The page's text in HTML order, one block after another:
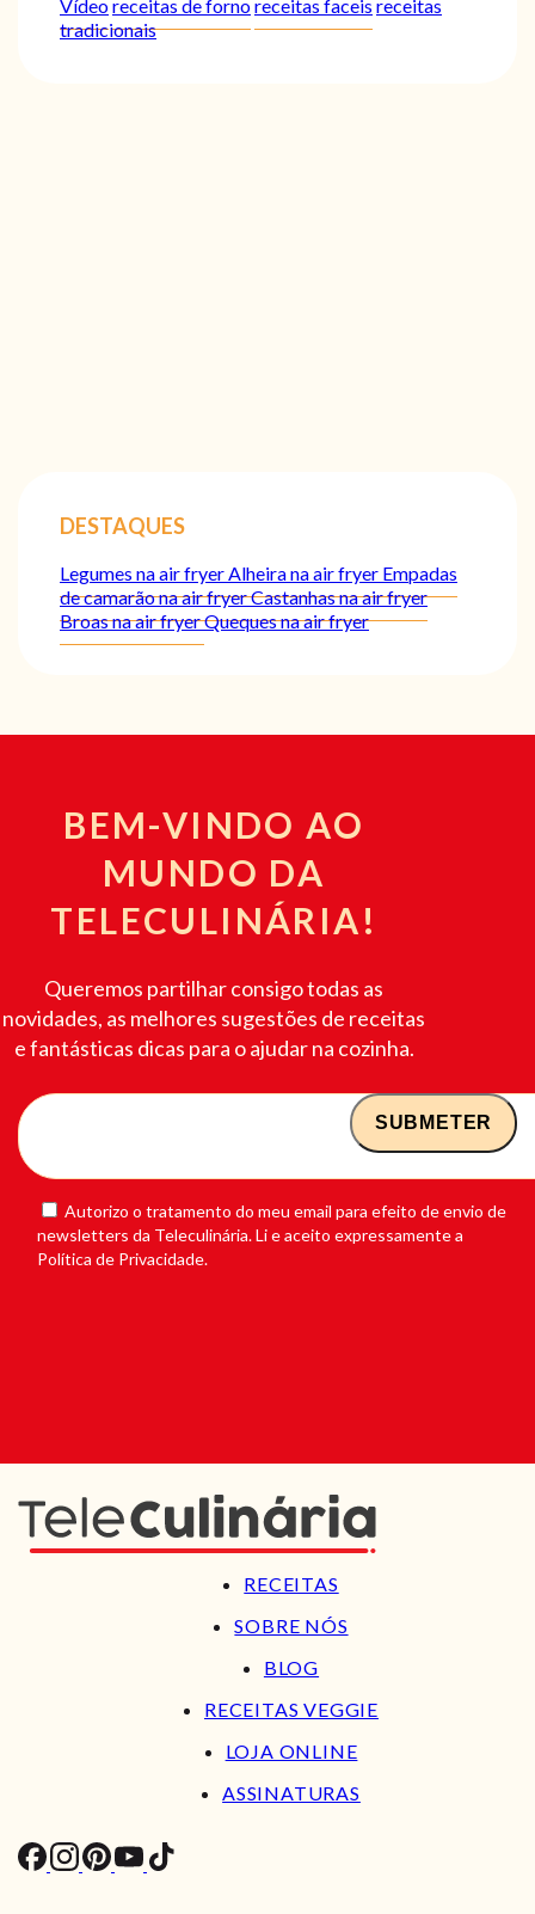
Vídeoreceitas de fornoreceitas faceis receitas
tradicionais
DESTAQUES
Legumes na air fryerAlheira na air fryer Empadas
de camarão na air fryerCastanhas na air fryer
Broas na air fryerQueques na air fryer
BEM-VINDO AO
MUNDO DA
TELECULINÁRIA!
Queremos partilhar consigo todas as
novidades, as melhores sugestões de receitas
e fantásticas dicas para o ajudar na cozinha.
Autorizo o tratamento do meu email para efeito de envio de
newsletters da Teleculinária. Li e aceito expressamente a
Política de Privacidade.
RECEITAS
SOBRE NÓS
BLOG
RECEITAS VEGGIE
LOJA ONLINE
ASSINATURAS